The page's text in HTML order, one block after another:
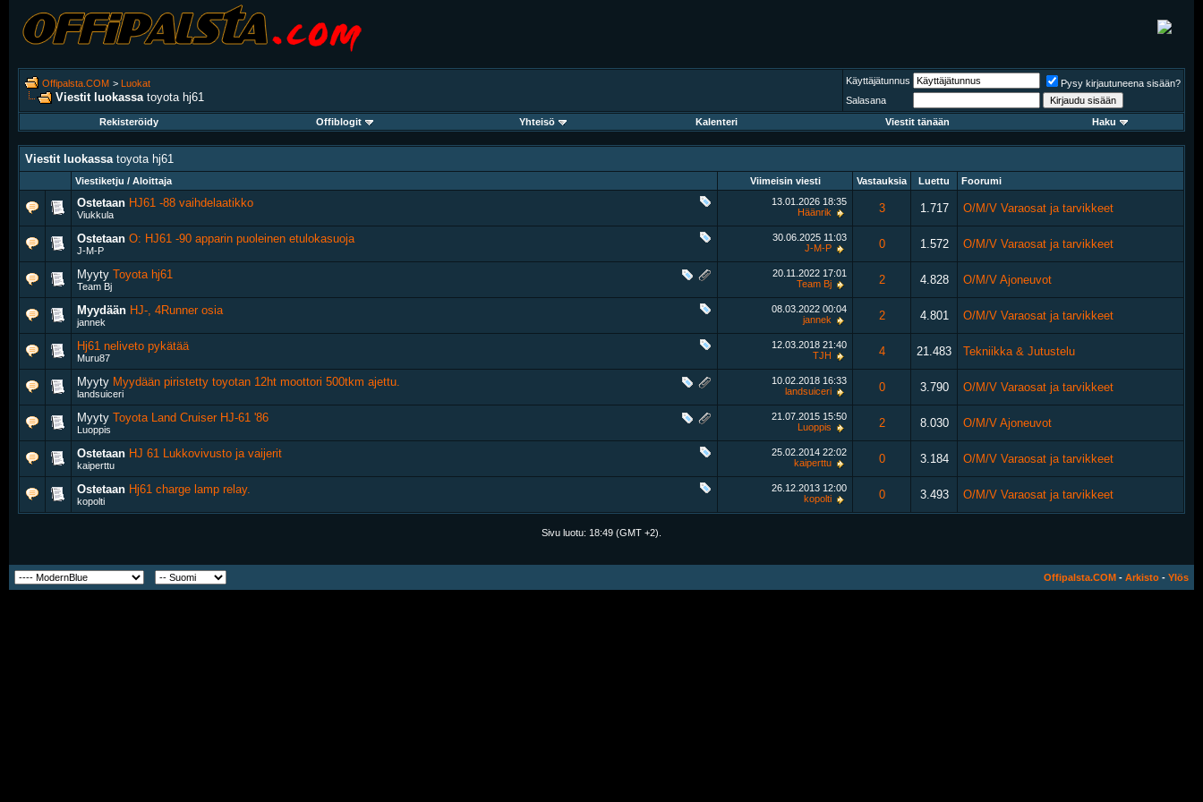
Offipalsta.COM > Luokat
Viestit luokassa toyota hj61
Käyttäjätunnus
Pysy kirjautuneena sisään?
Salasana
Rekisteröidy
Offiblogit Yhteisö Kalenteri Viestit tänään Haku
Viestit luokassa toyota hj61
Viestiketju / Aloittaja Viimeisin viesti Vastauksia Luettu Foorumi
Ostetaan HJ61 -88 vaihdelaatikko
Viukkula
13.01.2026 18:35
Häänrik
3 1.717 O/M/V Varaosat ja tarvikkeet
Ostetaan O: HJ61 -90 apparin puoleinen etulokasuoja
J-M-P
30.06.2025 11:03
J-M-P
0 1.572 O/M/V Varaosat ja tarvikkeet
Myyty Toyota hj61
Team Bj
20.11.2022 17:01
Team Bj
2 4.828 O/M/V Ajoneuvot
Myydään HJ-, 4Runner osia
jannek
08.03.2022 00:04
jannek
2 4.801 O/M/V Varaosat ja tarvikkeet
Hj61 neliveto pykätää
Muru87
12.03.2018 21:40
TJH
4 21.483 Tekniikka & Jutustelu
Myyty Myydään piristetty toyotan 12ht moottori 500tkm ajettu.
landsuiceri
10.02.2018 16:33
landsuiceri
0 3.790 O/M/V Varaosat ja tarvikkeet
Myyty Toyota Land Cruiser HJ-61 '86
Luoppis
21.07.2015 15:50
Luoppis
2 8.030 O/M/V Ajoneuvot
Ostetaan HJ 61 Lukkovivusto ja vaijerit
kaiperttu
25.02.2014 22:02
kaiperttu
0 3.184 O/M/V Varaosat ja tarvikkeet
Ostetaan Hj61 charge lamp relay.
kopolti
26.12.2013 12:00
kopolti
0 3.493 O/M/V Varaosat ja tarvikkeet
Sivu luotu: 18:49 (GMT +2).
Offipalsta.COM - Arkisto - Ylös